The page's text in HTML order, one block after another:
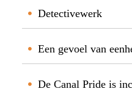
Detectivewerk
Een gevoel van
De Canal Pride is